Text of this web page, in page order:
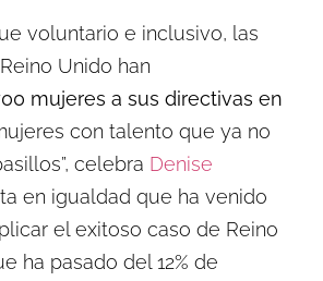
voluntario e inclusivo, las
Unido han
mujeres a sus directivas en
con talento que ya no
celebra Denise
en igualdad que ha venido
el exitoso caso de Reino
ha pasado del 12% de